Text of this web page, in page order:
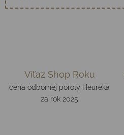
Víťaz Shop Roku
cena odbornej poroty Heureka
za rok 2025